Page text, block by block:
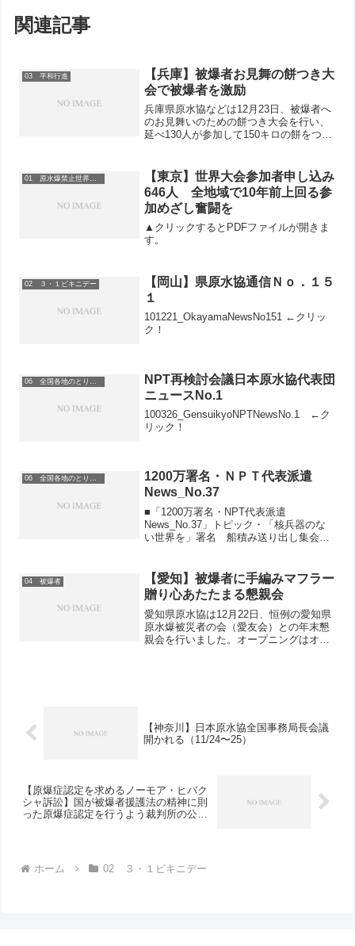
関連記事
03 平和行進
【兵庫】被爆者お見舞の餅つき大
会で被爆者を激励
兵庫県原水協などは12月23日、被爆者へ
のお見舞いのための餅つき大会を行い、
延べ130人が参加して150キロの餅をつき
と神戸市内各区原水協（10原水協）、神
戸宗教者平和...
01 原水爆禁止世界大会
【東京】世界大会参加者申し込み
646人 全地域で10年前上回る参
加めざし奮闘を
▲クリックするとPDFファイルが開きま
す。
02 ３・１ビキニデー
【岡山】県原水協通信Ｎｏ．１５
１
101221_OkayamaNewsNo151 ←クリッ
ク！
NPT再検討会議日本原水協代表団
ニュースNo.1
100326_GensuikyoNPTNewsNo.1 ←ク
リック！
06 全国各地のとりくみ
1200万署名・ＮＰＴ代表派遣
News_No.37
■「1200万署名・NPT代表派遣
News_No.37」トピック・「核兵器のな
い世界を」署名 船積み送り出し集会
04 被爆者
【愛知】被爆者に手編みマフラー
贈り心あたたまる懇親会
愛知県原水協は12月22日、恒例の愛知県
原水爆被災者の会（愛友会）との年末懇
親会を行いました。オープニングはオカ
【神奈川】日本原水協全国事務局長会議
開かれる（11/24〜25）
【原爆症認定を求めるノーモア・ヒバク
シャ訴訟】国が被爆者援護法の精神に則
った原爆症認定を行うよう裁判所の公正
ホーム 02 ３・１ビキニデー